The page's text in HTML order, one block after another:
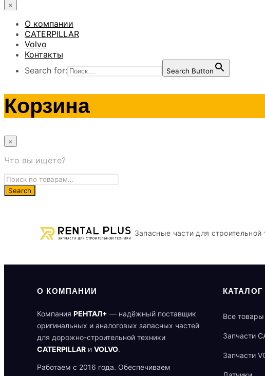
×
О компании
CATERPILLAR
Volvo
Контакты
Search for:
Search Button
Корзина
×
Что вы ищете?
Запасные части для строительной
О КОМПАНИИ
Компания РЕНТАЛ+ — надёжный поставщик
оригинальных и аналоговых запасных частей
для дорожно-строительной техники
CATERPILLAR и VOLVO.
Работаем с 2016 года. Обеспечиваем
КАТАЛОГ
Все товары
Запчасти
Запчасти